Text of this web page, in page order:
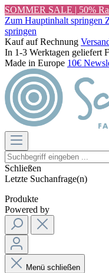
SOMMER SALE | 50%
Zum Hauptinhalt springen
springen
Kauf auf Rechnung
In 1-3 Werktagen geliefert
Made in Europe 10€
Schließen
Letzte Suchanfrage(n)
Produkte
Powered by
Menü schließen